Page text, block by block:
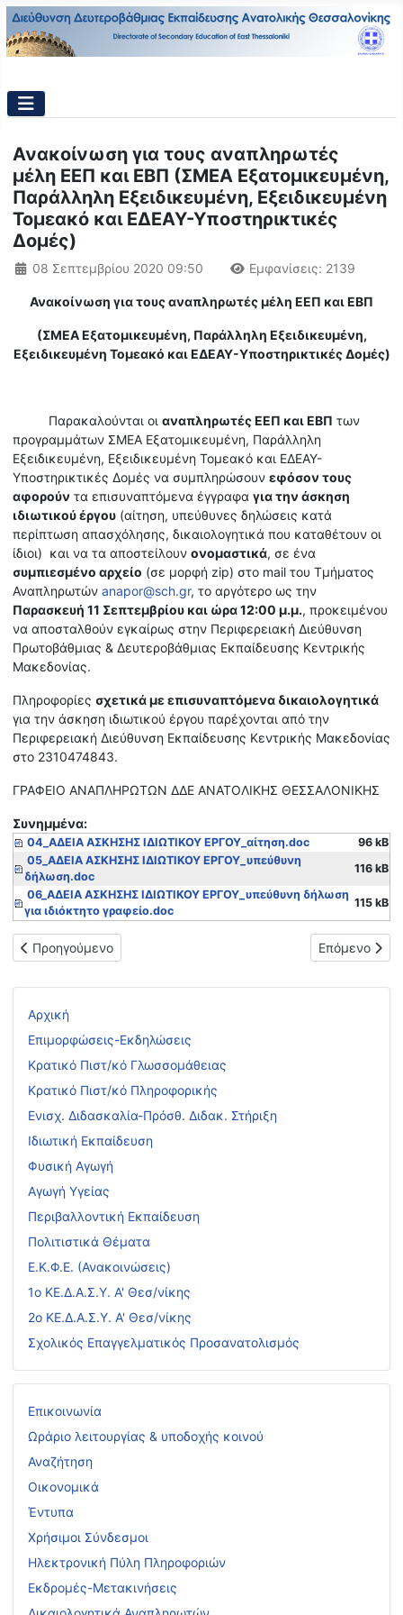
Αρχική
Επιμορφώσεις-Εκδηλώσεις
Κρατικό Πιστ/κό Γλωσσομάθειας
Κρατικό Πιστ/κό Πληροφορικής
Ενισχ. Διδασκαλία-Πρόσθ. Διδακ. Στήριξη
Ιδιωτική Εκπαίδευση
Φυσική Αγωγή
Αγωγή Υγείας
Περιβαλλοντική Εκπαίδευση
Πολιτιστικά Θέματα
Ε.Κ.Φ.Ε. (Ανακοινώσεις)
1ο ΚΕ.Δ.Α.Σ.Υ. Α' Θεσ/νίκης
2ο ΚΕ.Δ.Α.Σ.Υ. Α' Θεσ/νίκης
Σχολικός Επαγγελματικός Προσανατολισμός
Επικοινωνία
Ωράριο λειτουργίας & υποδοχής κοινού
Αναζήτηση
Οικονομικά
Έντυπα
Χρήσιμοι Σύνδεσμοι
Ηλεκτρονική Πύλη Πληροφοριών
Εκδρομές-Μετακινήσεις
Ανακοίνωση για τους αναπληρωτές
μέλη ΕΕΠ και ΕΒΠ (ΣΜΕΑ Εξατομικευμένη,
Παράλληλη Εξειδικευμένη, Εξειδικευμένη
Τομεακό και ΕΔΕΑΥ-Υποστηρικτικές
Δομές)
Λεπτομέρειες
08 Σεπτεμβρίου 2020 09:50 Εμφανίσεις: 2139
Ανακοίνωση για τους αναπληρωτές μέλη ΕΕΠ και ΕΒΠ
(ΣΜΕΑ Εξατομικευμένη, Παράλληλη Εξειδικευμένη,
Εξειδικευμένη Τομεακό και ΕΔΕΑΥ-Υποστηρικτικές Δομές)
Παρακαλούνται οι αναπληρωτές ΕΕΠ και ΕΒΠ των
προγραμμάτων ΣΜΕΑ Εξατομικευμένη, Παράλληλη
Εξειδικευμένη, Εξειδικευμένη Τομεακό και ΕΔΕΑΥ-
Υποστηρικτικές Δομές να συμπληρώσουν εφόσον τους
αφορούν τα επισυναπτόμενα έγγραφα για την άσκηση
ιδιωτικού έργου (αίτηση, υπεύθυνες δηλώσεις κατά
περίπτωση απασχόλησης, δικαιολογητικά που καταθέτουν οι
ίδιοι) και να τα αποστείλουν ονομαστικά, σε ένα
συμπιεσμένο αρχείο (σε μορφή zip) στο mail του Τμήματος
Αναπληρωτών anapor@sch.gr, το αργότερο ως την
Παρασκευή 11 Σεπτεμβρίου και ώρα 12:00 μ.μ., προκειμένου
να αποσταλθούν εγκαίρως στην Περιφερειακή Διεύθυνση
Πρωτοβάθμιας & Δευτεροβάθμιας Εκπαίδευσης Κεντρικής
Μακεδονίας.
Πληροφορίες σχετικά με επισυναπτόμενα δικαιολογητικά
για την άσκηση ιδιωτικού έργου παρέχονται από την
Περιφερειακή Διεύθυνση Εκπαίδευσης Κεντρικής Μακεδονίας
στο 2310474843.
ΓΡΑΦΕΙΟ ΑΝΑΠΛΗΡΩΤΩΝ ΔΔΕ ΑΝΑΤΟΛΙΚΗΣ ΘΕΣΣΑΛΟΝΙΚΗΣ
Συνημμένα:
04_ΑΔΕΙΑ ΑΣΚΗΣΗΣ ΙΔΙΩΤΙΚΟΥ ΕΡΓΟΥ_αίτηση.doc
96 kB
05_ΑΔΕΙΑ ΑΣΚΗΣΗΣ ΙΔΙΩΤΙΚΟΥ ΕΡΓΟΥ_υπεύθυνη
δήλωση.doc
116 kB
06_ΑΔΕΙΑ ΑΣΚΗΣΗΣ ΙΔΙΩΤΙΚΟΥ ΕΡΓΟΥ_υπεύθυνη δήλωση
για ιδιόκτητο γραφείο.doc
115 kB
Προηγούμενο άρθρο: Οργάνωση και Διεξαγωγή των
Προηγούμενο Επόμενο
Επόμενο